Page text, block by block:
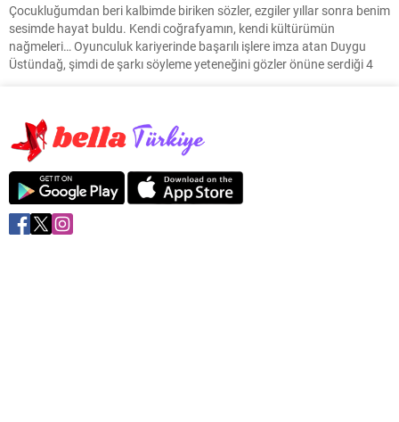
Çocukluğumdan beri kalbimde biriken sözler, ezgiler yıllar sonra benim
sesimde hayat buldu. Kendi coğrafyamın, kendi kültürümün
nağmeleri… Oyunculuk kariyerinde başarılı işlere imza atan Duygu
Üstündağ, şimdi de şarkı söyleme yeteneğini gözler önüne serdiği 4